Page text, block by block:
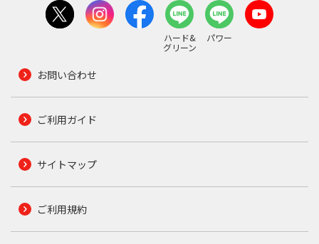
ハード&
グリーン
パワー
お問い合わせ
ご利用ガイド
サイトマップ
ご利用規約